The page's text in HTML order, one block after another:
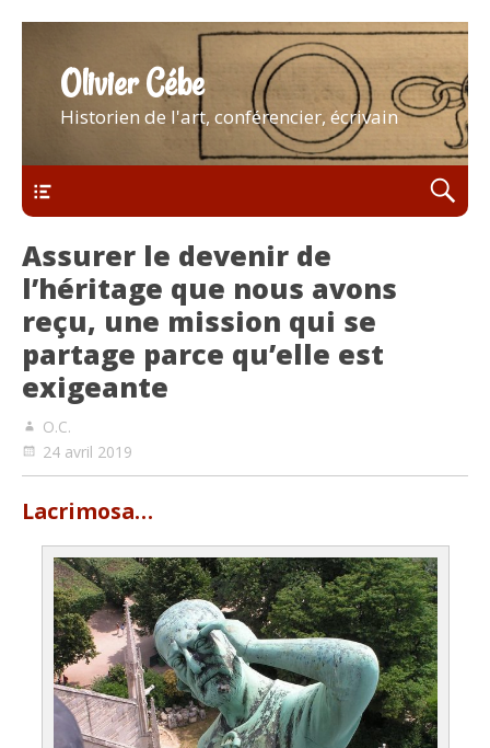
Olivier Cébe
Historien de l'art, conférencier, écrivain
Assurer le devenir de
l’héritage que nous avons
reçu, une mission qui se
partage parce qu’elle est
exigeante
O.C.
24 avril 2019
Lacrimosa…